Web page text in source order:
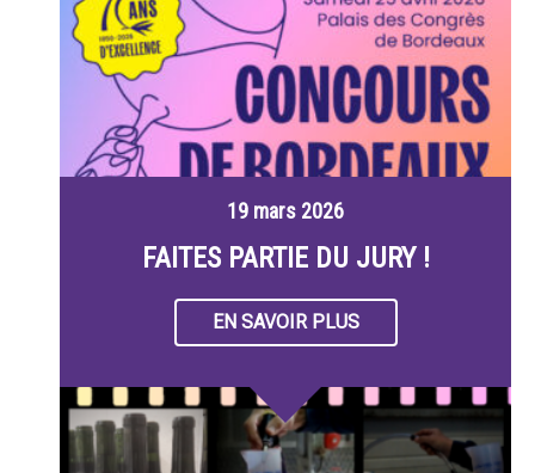
19 mars 2026
FAITES PARTIE DU JURY !
EN SAVOIR PLUS